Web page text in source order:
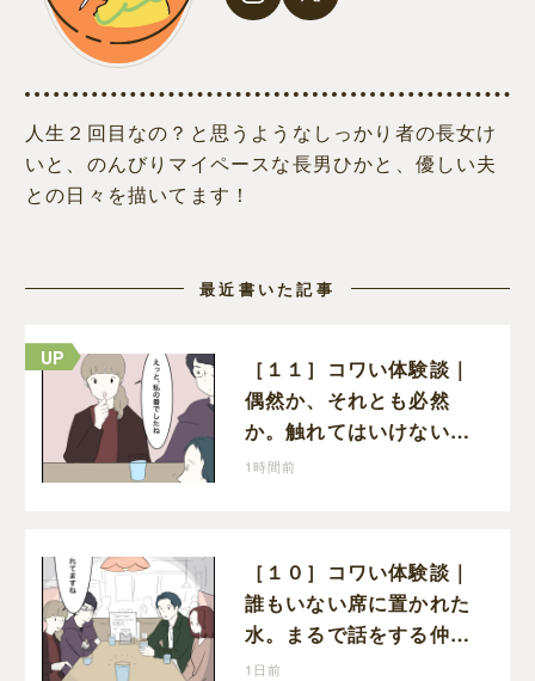
人生２回目なの？と思うようなしっかり者の長女け
いと、のんびりマイペースな長男ひかと、優しい夫
との日々を描いてます！
最近書いた記事
［１１］コワい体験談｜
偶然か、それとも必然
か。触れてはいけない５
つ目の水を前にコワい話
1時間前
［１０］コワい体験談｜
誰もいない席に置かれた
水。まるで話をする仲間
たちとは別に何かがいる
1日前